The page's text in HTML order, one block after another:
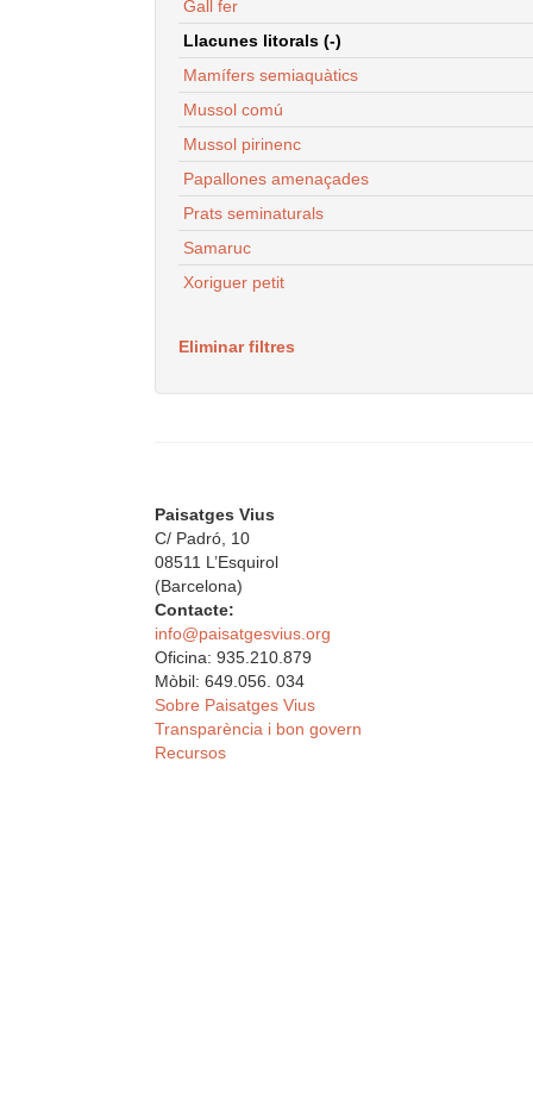
Gall fer
Llacunes litorals (-)
Mamífers semiaquàtics
Mussol comú
Mussol pirinenc
Papallones amenaçades
Prats seminaturals
Samaruc
Xoriguer petit
Eliminar filtres
Paisatges Vius
C/ Padró, 10
08511 L’Esquirol
(Barcelona)
Contacte:
info@paisatgesvius.org
Oficina: 935.210.879
Mòbil: 649.056. 034
Sobre Paisatges Vius
Transparència i bon govern
Recursos